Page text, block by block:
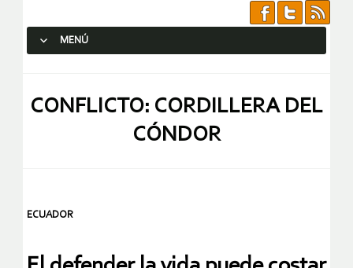
MENÚ
CONFLICTO: CORDILLERA DEL
CÓNDOR
ECUADOR